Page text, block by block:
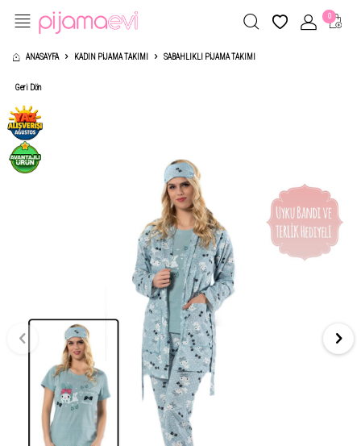
0
ANASAYFA KADIN PIJAMA TAKIMI SABAHLIKLI PIJAMA TAKIMI
Geri Dön